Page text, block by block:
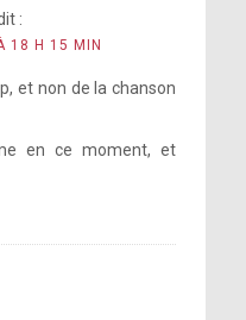
:
18 H 15 MIN
et non de la chanson
en ce moment, et